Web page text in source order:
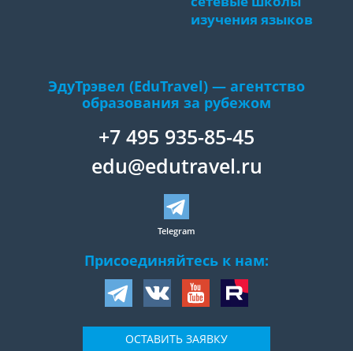
изучения языков
ЭдуТрэвел (EduTravel) — агентство
образования за рубежом
+7 495 935-85-45
edu@edutravel.ru
Telegram
Присоединяйтесь к нам:
ОСТАВИТЬ ЗАЯВКУ